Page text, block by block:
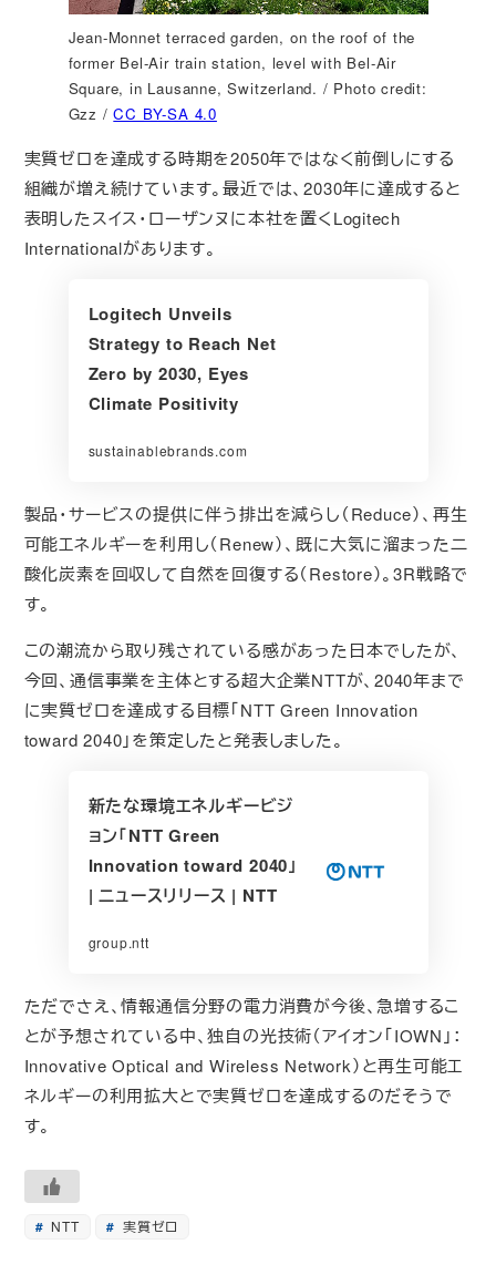
Jean-Monnet terraced garden, on the roof of the
former Bel-Air train station, level with Bel-Air
Square, in Lausanne, Switzerland. / Photo credit:
Gzz /CC BY-SA 4.0
実質ゼロを達成する時期を2050年ではなく前倒しにする
組織が増え続けています。最近では、2030年に達成すると
表明したスイス・ローザンヌに本社を置くLogitech
Internationalがあります。
Logitech Unveils
Strategy to Reach Net
Zero by 2030, Eyes
Climate Positivity
sustainablebrands.com
製品・サービスの提供に伴う排出を減らし（Reduce）、再生
可能エネルギーを利用し（Renew）、既に大気に溜まった二
酸化炭素を回収して自然を回復する（Restore）。3R戦略で
す。
この潮流から取り残されている感があった日本でしたが、
今回、通信事業を主体とする超大企業NTTが、2040年まで
に実質ゼロを達成する目標「NTT Green Innovation
toward 2040」を策定したと発表しました。
新たな環境エネルギービジ
ョン「NTT Green
Innovation toward 2040」
| ニュースリリース | NTT
group.ntt
ただでさえ、情報通信分野の電力消費が今後、急増するこ
とが予想されている中、独自の光技術（アイオン「IOWN」：
Innovative Optical and Wireless Network）と再生可能エ
ネルギーの利用拡大とで実質ゼロを達成するのだそうで
す。
NTT 実質ゼロ